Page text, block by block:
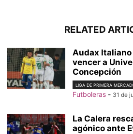
RELATED
Audax
vencer a
Concepción
LIGA DE PRIMERA
Futboleras - 31 de
La Calera
agónico ante